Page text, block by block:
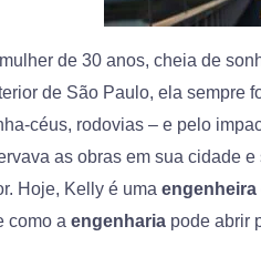
de 30 anos, cheia de
de São Paulo, ela sempre
céus, rodovias – e pelo
as obras em sua cidade
Hoje, Kelly é umaengenheira
como aengenharia pode abrir